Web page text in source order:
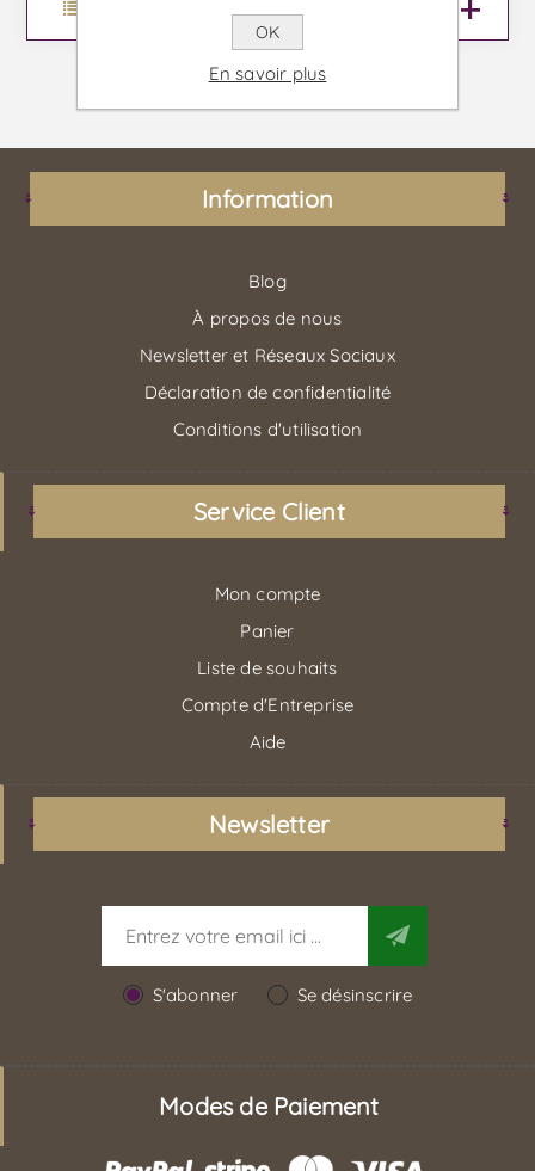
Information
Blog
À propos de nous
Newsletter et Réseaux Sociaux
Déclaration de confidentialité
Conditions d'utilisation
Service Client
Mon compte
Panier
Liste de souhaits
Compte d'Entreprise
Aide
Newsletter
S'abonner Se désinscrire
Modes de Paiement
OK
En savoir plus